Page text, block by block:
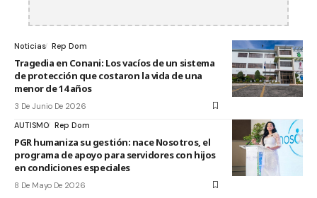
Noticias Rep Dom
Tragedia en Conani: Los vacíos de un sistema
de protección que costaron la vida de una
menor de 14 años
3 De Junio De 2026
AUTISMO Rep Dom
PGR humaniza su gestión: nace Nosotros, el
programa de apoyo para servidores con hijos
en condiciones especiales
8 De Mayo De 2026